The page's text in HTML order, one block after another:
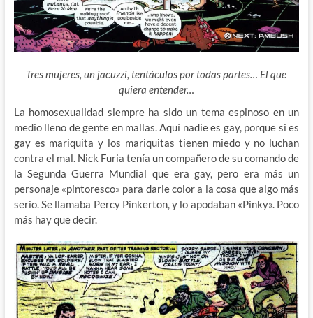
Tres mujeres, un jacuzzi, tentáculos por todas partes… El que
quiera entender…
La homosexualidad siempre ha sido un tema espinoso en un
medio lleno de gente en mallas. Aquí nadie es gay, porque si es
gay es mariquita y los mariquitas tienen miedo y no luchan
contra el mal. Nick Furia tenía un compañero de su comando de
la Segunda Guerra Mundial que era gay, pero era más un
personaje «pintoresco» para darle color a la cosa que algo más
serio. Se llamaba Percy Pinkerton, y lo apodaban «Pinky». Poco
más hay que decir.